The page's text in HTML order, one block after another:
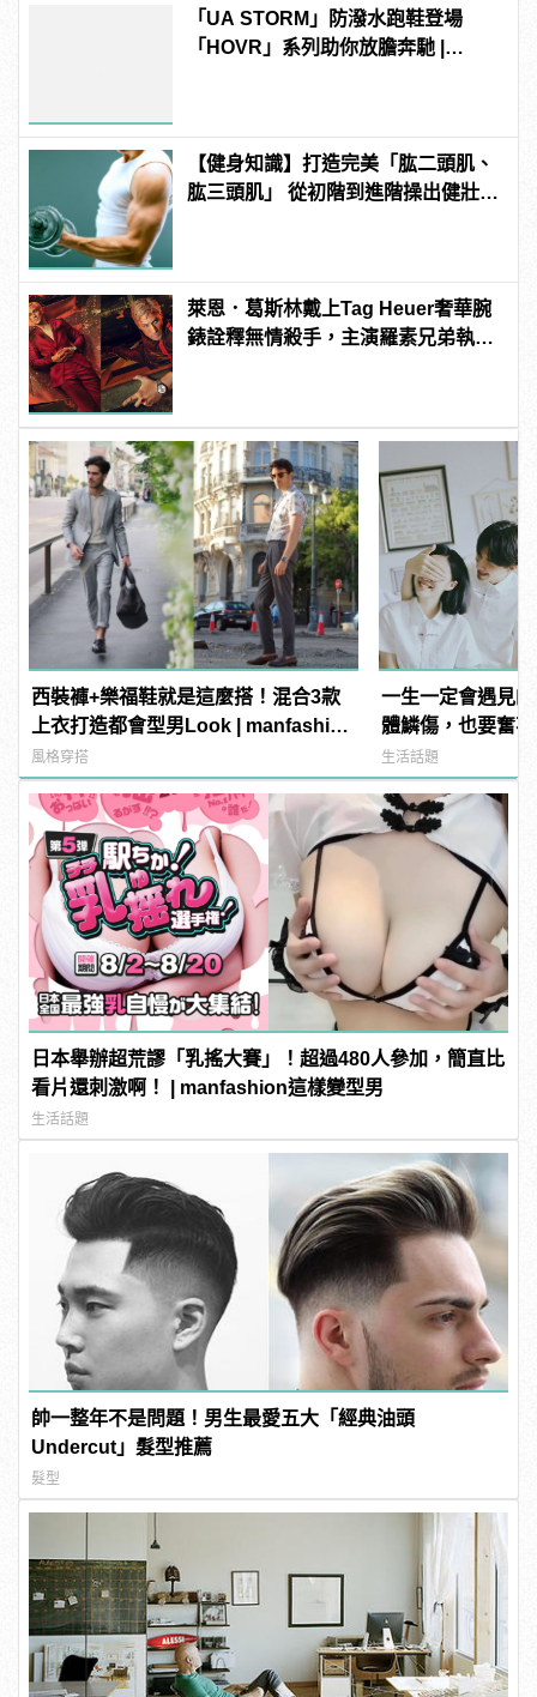
「UA STORM」防潑水跑鞋登場
「HOVR」系列助你放膽奔馳 |
【健身知識】打造完美「肱二頭肌、
肱三頭肌」 從初階到進階操出健壯手
萊恩．葛斯林戴上Tag Heuer奢華腕
錶詮釋無情殺手，主演羅素兄弟執導
西裝褲+樂福鞋就是這麼搭！混合3款
上衣打造都會型男Look | manfashion
這樣變型男
風格穿搭
一生一定會遇見
體鱗傷，也要奮
生活話題
日本舉辦超荒謬「乳搖大賽」！超過480人參加，簡直比
看片還刺激啊！ | manfashion這樣變型男
生活話題
帥一整年不是問題！男生最愛五大「經典油頭
Undercut」髮型推薦
髮型